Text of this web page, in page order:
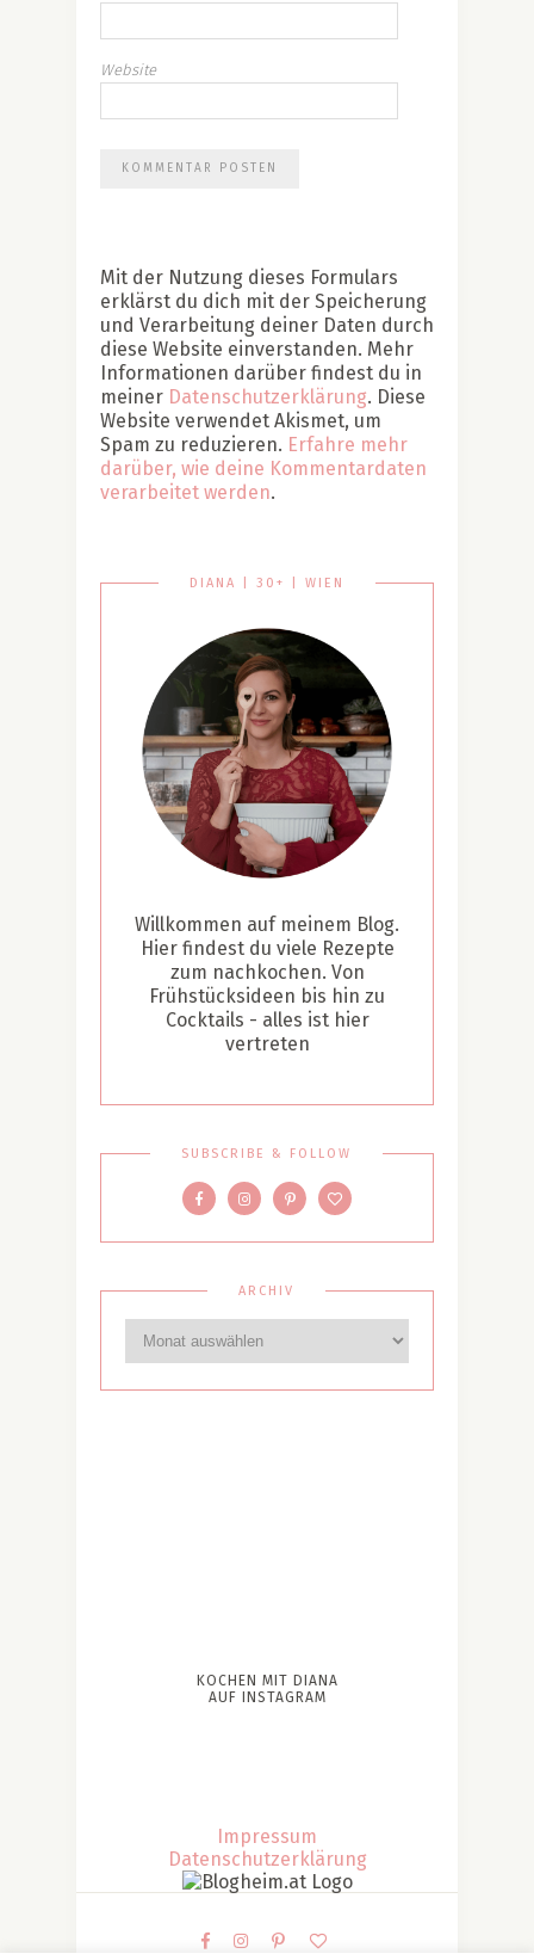
Website
Mit der Nutzung dieses Formulars
erklärst du dich mit der Speicherung
und Verarbeitung deiner Daten durch
diese Website einverstanden. Mehr
Informationen darüber findest du in
meiner Datenschutzerklärung. Diese
Website verwendet Akismet, um
Spam zu reduzieren. Erfahre mehr
darüber, wie deine Kommentardaten
verarbeitet werden.
DIANA | 30+ | WIEN
Willkommen auf meinem Blog.
Hier findest du viele Rezepte
zum nachkochen. Von
Frühstücksideen bis hin zu
Cocktails - alles ist hier
vertreten
SUBSCRIBE & FOLLOW
ARCHIV
KOCHEN MIT DIANA
AUF INSTAGRAM
Impressum
Datenschutzerklärung